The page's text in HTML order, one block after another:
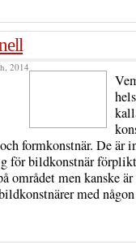
2014
formkonstnär. De är
för bildkonstnär
men kanske är
med